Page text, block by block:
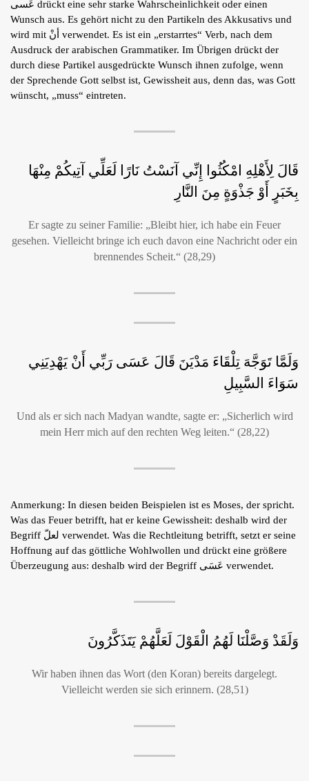
Shop
Tafsîr
Artikel
Podcasts
Blog
Kontakt
عَسى drückt eine sehr starke Wahrscheinlichkeit oder einen
Wunsch aus. Es gehört nicht zu den Partikeln des Akkusativs und
wird mit أنْ verwendet. Es ist ein „erstarrtes“ Verb, nach dem
Ausdruck der arabischen Grammatiker. Im Übrigen drückt der
durch diese Partikel ausgedrückte Wunsch ihnen zufolge, wenn
der Sprechende Gott selbst ist, Gewissheit aus, denn das, was Gott
wünscht, „muss“ eintreten.
قَالَ لِأَهْلِهِ امْكُثُوا إِنِّي آنَسْتُ نَارًا لَعَلِّي آتِيكُمْ مِنْهَا
بِخَبَرٍ أَوْ جَذْوَةٍ مِنَ النَّارِ
Er sagte zu seiner Familie: „Bleibt hier, ich habe ein Feuer
gesehen. Vielleicht bringe ich euch davon eine Nachricht oder ein
brennendes Scheit.“ (28,29)
وَلَمَّا تَوَجَّهَ تِلْقَاءَ مَدْيَنَ قَالَ عَسَى رَبِّي أَنْ يَهْدِيَنِي
سَوَاءَ السَّبِيلِ
Und als er sich nach Madyan wandte, sagte er: „Sicherlich wird
mein Herr mich auf den rechten Weg leiten.“ (28,22)
Anmerkung: In diesen beiden Beispielen ist es Moses, der spricht.
Was das Feuer betrifft, hat er keine Gewissheit: deshalb wird der
Begriff لعلّ verwendet. Was die Rechtleitung betrifft, setzt er seine
Hoffnung auf das göttliche Wohlwollen und drückt eine größere
Überzeugung aus: deshalb wird der Begriff عَسَى verwendet.
وَلَقَدْ وَصَّلْنَا لَهُمُ الْقَوْلَ لَعَلَّهُمْ يَتَذَكَّرُونَ
Wir haben ihnen das Wort (den Koran) bereits dargelegt.
Vielleicht werden sie sich erinnern. (28,51)